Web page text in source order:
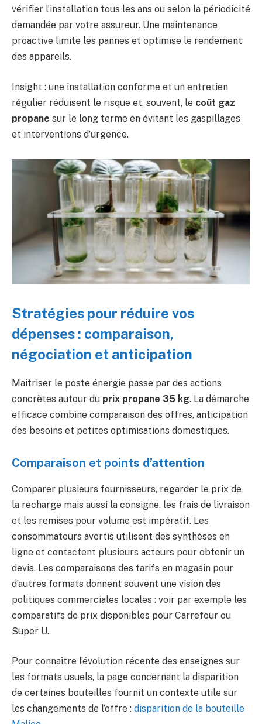
vérifier l’installation tous les ans ou selon la périodicité
demandée par votre assureur. Une maintenance
proactive limite les pannes et optimise le rendement
des appareils.
Insight : une installation conforme et un entretien
régulier réduisent le risque et, souvent, le coût gaz
propane sur le long terme en évitant les gaspillages
et interventions d’urgence.
Stratégies pour réduire vos
dépenses : comparaison,
négociation et anticipation
Maîtriser le poste énergie passe par des actions
concrètes autour du prix propane 35 kg. La démarche
efficace combine comparaison des offres, anticipation
des besoins et petites optimisations domestiques.
Comparaison et points d’attention
Comparer plusieurs fournisseurs, regarder le prix de
la recharge mais aussi la consigne, les frais de livraison
et les remises pour volume est impératif. Les
consommateurs avertis utilisent des synthèses en
ligne et contactent plusieurs acteurs pour obtenir un
devis. Les comparaisons des tarifs en magasin pour
d’autres formats donnent souvent une vision des
politiques commerciales locales : voir par exemple les
comparatifs de prix disponibles pour Carrefour ou
Super U.
Pour connaître l’évolution récente des enseignes sur
les formats usuels, la page concernant la disparition
de certaines bouteilles fournit un contexte utile sur
les changements de l’offre : disparition de la bouteille